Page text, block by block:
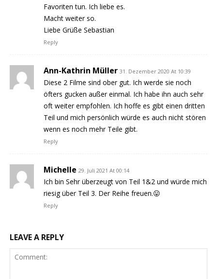
Favoriten tun. Ich liebe es.
Macht weiter so.
Liebe Grüße Sebastian
Reply
Ann-Kathrin Müller 31. Dezember 2020 At 10:39
Diese 2 Filme sind ober gut. Ich werde sie noch
öfters gucken außer einmal. Ich habe ihn auch sehr
oft weiter empfohlen. Ich hoffe es gibt einen dritten
Teil und mich persönlich würde es auch nicht stören
wenn es noch mehr Teile gibt.
Reply
Michelle 29. Juli 2021 At 00:14
Ich bin Sehr überzeugt von Teil 1&2 und würde mich
riesig über Teil 3. Der Reihe freuen.😛
Reply
LEAVE A REPLY